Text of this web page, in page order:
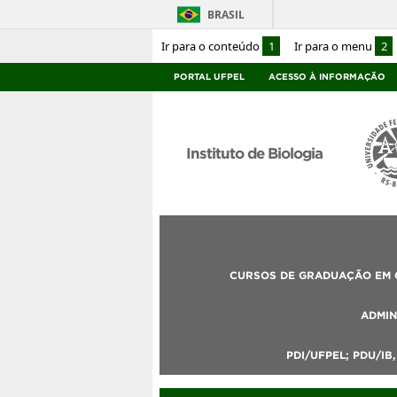
Ir para o conteúdo 1 Ir para o menu 2
BRASIL
PORTAL UFPEL ACESSO À INFORMAÇÃO
Instituto de Biologia
CURSOS DE GRADUAÇÃO
PDI/UFPEL; PDU/IB,